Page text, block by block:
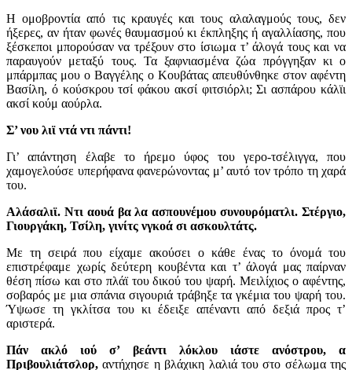
Η ομοβροντία από τις κραυγές και τους αλαλαγμούς τους, δεν
ήξερες, αν ήταν φωνές θαυμασμού κι έκπληξης ή αγαλλίασης, που
ξέσκεποι μπορούσαν να τρέξουν στο ίσιωμα τ’ άλογά τους και να
παραυγούν μεταξύ τους. Τα ξαφνιασμένα ζώα πρόγγηξαν κι ο
μπάρμπας μου ο Βαγγέλης ο Κουβάτας απευθύνθηκε στον αφέντη
Βασίλη, ό κούσκρου τσί φάκου ακσί φιτσιόρλι; Σι ασπάρου κάλϊι
ακσί κούμ αούρλα.
Σ’ νου λιϊ ντά ντι πάντι!
Γι’ απάντηση έλαβε το ήρεμο ύφος του γερο-τσέλιγγα, που
χαμογελούσε υπερήφανα φανερώνοντας μ’ αυτό τον τρόπο τη χαρά
του.
Αλάσαλιϊ. Ντι αουά βα λα ασπουνέμου συνουρόματλι. Στέργιο,
Γιουργάκη, Τσίλη, γινίτς νγκοά σι ασκουλτάτς.
Με τη σειρά που είχαμε ακούσει ο κάθε ένας το όνομά του
επιστρέφαμε χωρίς δεύτερη κουβέντα και τ’ άλογά μας παίρναν
θέση πίσω και στο πλάϊ του δικού του ψαρή. Μειλίχιος ο αφέντης,
σοβαρός με μια σπάνια σιγουριά τράβηξε τα γκέμια του ψαρή του.
Ύψωσε τη γκλίτσα του κι έδειξε απέναντι από δεξιά προς τ’
αριστερά.
Πάν ακλό ιού σ’ βεάντι λόκλου ιάστε ανόστρου, α
Πριβουλιάτσλορ, αντήχησε η βλάχικη λαλιά του στο σέλωμα της